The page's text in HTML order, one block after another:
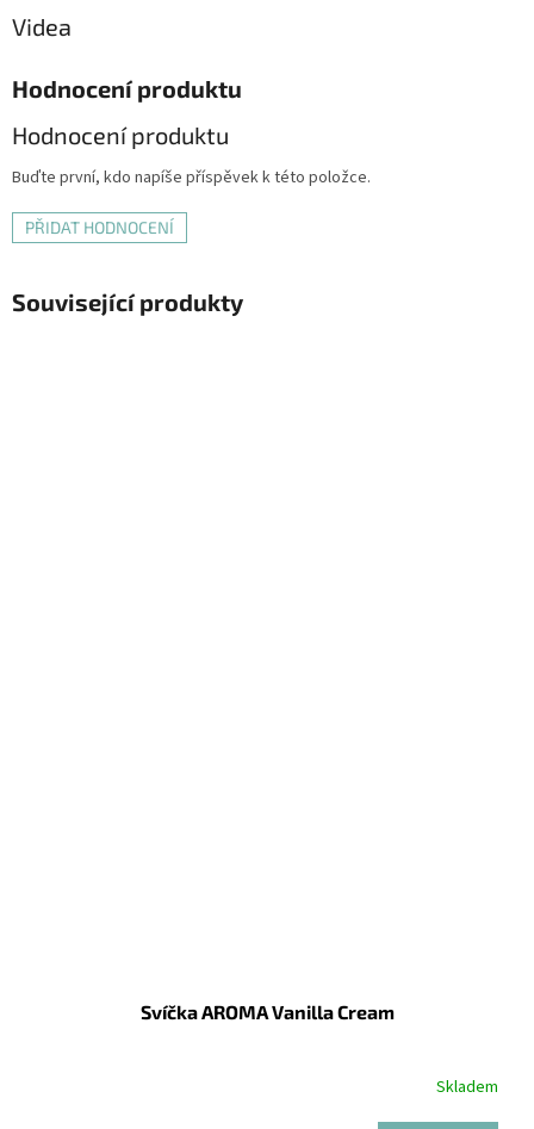
Videa
Hodnocení produktu
Hodnocení produktu
Buďte první, kdo napíše příspěvek k této položce.
PŘIDAT HODNOCENÍ
Související produkty
Svíčka AROMA Vanilla Cream
Skladem